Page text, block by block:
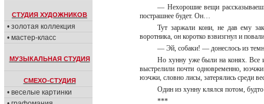
СТУДИЯ ХУДОЖНИКОВ
• золотая коллекция
• мастер-класс
МУЗЫКАЛЬНАЯ СТУДИЯ
СМЕХО-СТУДИЯ
• веселые картинки
— Нехорошие вещи
пострашнее будет. Он…
Тут заржали кони, не дав ему
воротника, он коротко взвизгнул и
— Эй, собаки! — донеслось из
Но хунну уже были на конях. Все
выстрелили почти одновременно,
юэчжи, словно лисы, затерялись среди
Один из хунну клялся потом,
***